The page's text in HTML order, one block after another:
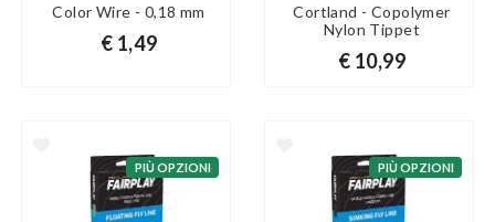
Color Wire - 0,18 mm
€ 1,49
Cortland - Copolymer
Nylon Tippet
€ 10,99
PIÙ OPZIONI PIÙ OPZIONI